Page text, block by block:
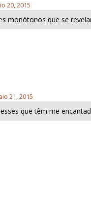
20, 2015
monótonos que se
21, 2015
que têm me